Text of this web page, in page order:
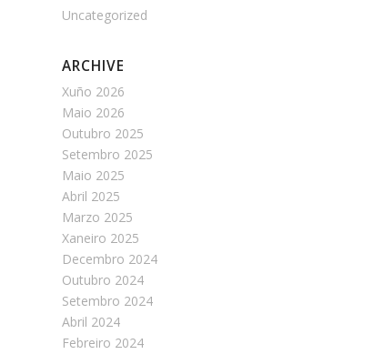
Uncategorized
ARCHIVE
Xuño 2026
Maio 2026
Outubro 2025
Setembro 2025
Maio 2025
Abril 2025
Marzo 2025
Xaneiro 2025
Decembro 2024
Outubro 2024
Setembro 2024
Abril 2024
Febreiro 2024